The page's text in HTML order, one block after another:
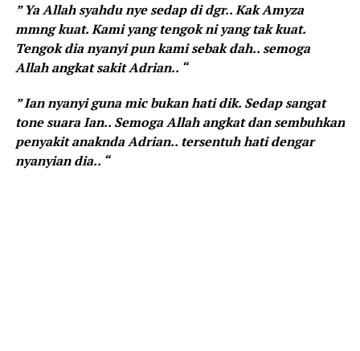
” Ya Allah syahdu nye sedap di dgr.. Kak Amyza
mmng kuat. Kami yang tengok ni yang tak kuat.
Tengok dia nyanyi pun kami sebak dah.. semoga
Allah angkat sakit Adrian.. “
” Ian nyanyi guna mic bukan hati dik. Sedap sangat
tone suara Ian.. Semoga Allah angkat dan sembuhkan
penyakit anaknda Adrian.. tersentuh hati dengar
nyanyian dia.. “